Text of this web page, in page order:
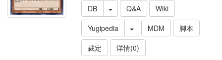
DB Q&A
Wiki
Yugipedia
MDM
脚本
裁定
详情(0)